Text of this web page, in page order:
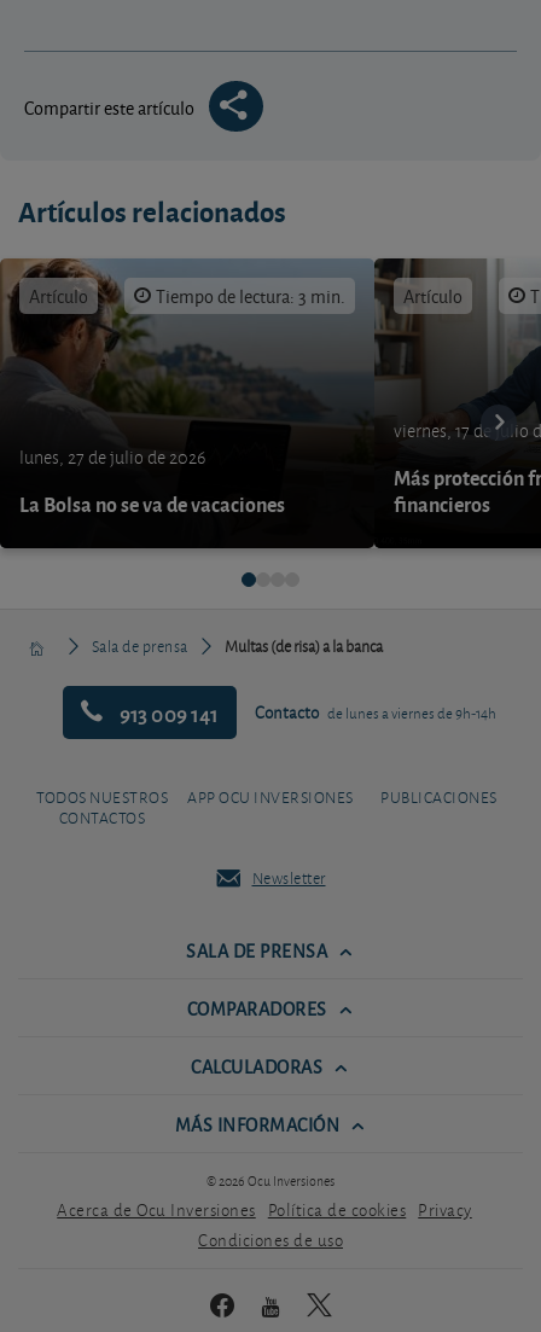
Compartir este artículo
Artículos relacionados
Artículo Tiempo de lectura: 3 min.
lunes, 27 de julio de 2026
La Bolsa no se va de vacaciones
Artículo
viernes, 17 de julio
Más protección
financieros
Sala de prensa Multas (de risa) a la banca
913 009 141 Contacto de lunes a viernes de 9h-14h
TODOS NUESTROS
CONTACTOS
APP OCU INVERSIONES PUBLICACIONES
Newsletter
SALA DE PRENSA
COMPARADORES
CALCULADORAS
MÁS INFORMACIÓN
© 2026 Ocu Inversiones
Acerca de Ocu Inversiones Política de cookies Privacy
Condiciones de uso